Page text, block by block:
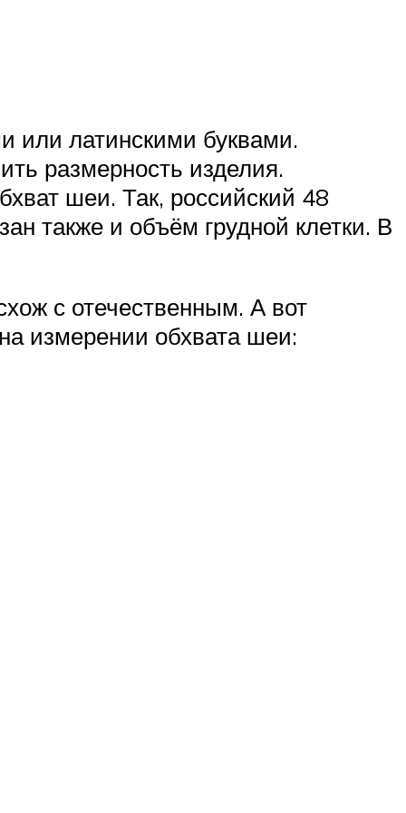
или латинскими буквами.
размерность изделия.
шеи. Так, российский 48
также и объём грудной клетки. В
с отечественным. А вот
измерении обхвата шеи: